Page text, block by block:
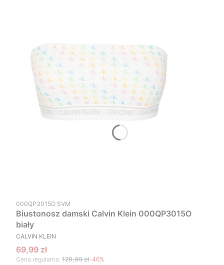
Kod produktu
000QP3015O SVM
Biustonosz damski Calvin Klein 000QP3015O
biały
PRODUCENT
CALVIN KLEIN
Cena promocyjna
69,99 zł
Cena regularna: 129,99 zł-46%